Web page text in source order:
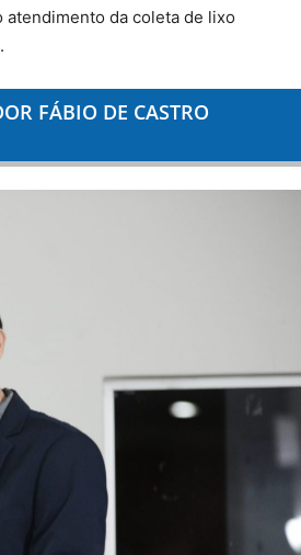
da coleta de lixo
FÁBIO DE CASTRO